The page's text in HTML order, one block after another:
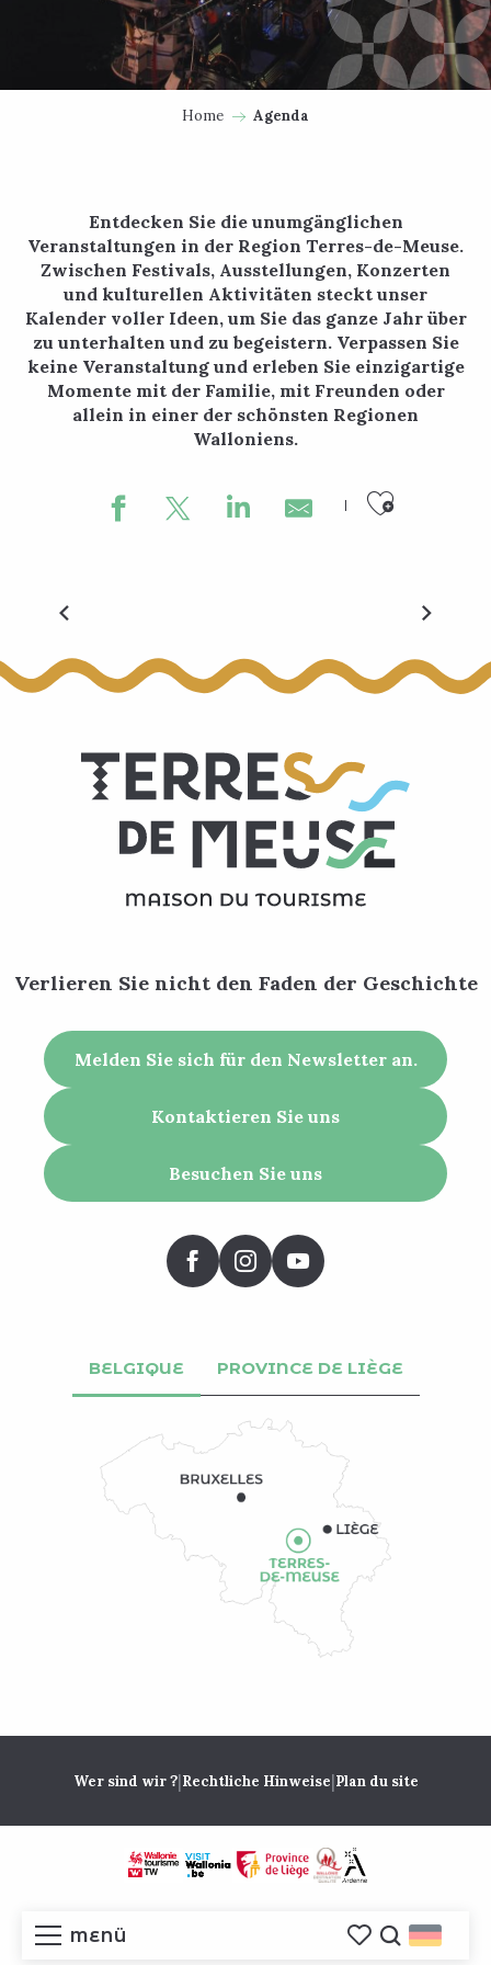
MENÜ
Home Agenda
Entdecken Sie die unumgänglichen
Veranstaltungen in der Region Terres-de-Meuse.
Zwischen Festivals, Ausstellungen, Konzerten
und kulturellen Aktivitäten steckt unser
Kalender voller Ideen, um Sie das ganze Jahr über
zu unterhalten und zu begeistern. Verpassen Sie
keine Veranstaltung und erleben Sie einzigartige
Momente mit der Familie, mit Freunden oder
allein in einer der schönsten Regionen
Walloniens.
Verlieren Sie nicht den Faden der Geschichte
Melden Sie sich für den Newsletter an.
Kontaktieren Sie uns
Besuchen Sie uns
BELGIQUE PROVINCE DE LIÈGE
Wer sind wir ?|Rechtliche Hinweise|Plan du site